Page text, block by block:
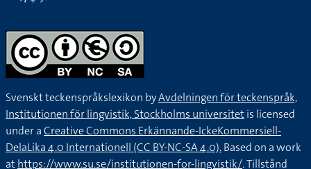
Svenskt teckenspråkslexikon byAvdelningen för teckenspråk,
Institutionen för lingvistik, Stockholms universitetis licensed
under aCreative Commons Erkännande-IckeKommersiell-
DelaLika 4.0 Internationell (CC BY-NC-SA 4.0).Based on a work
athttps://www.su.se/institutionen-for-lingvistik/. Tillstånd